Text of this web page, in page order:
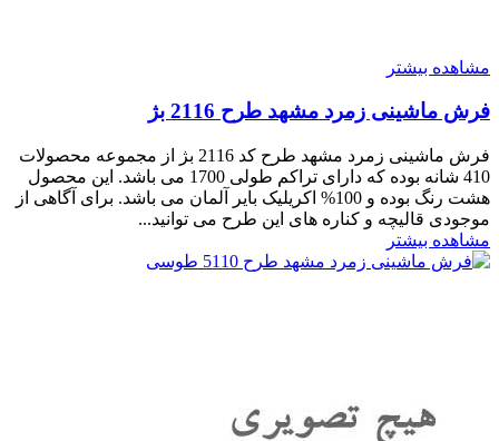
مشاهده بیشتر
فرش ماشینی زمرد مشهد طرح 2116 بژ
فرش ماشینی زمرد مشهد طرح کد 2116 بژ از مجموعه محصولات
410 شانه بوده که دارای تراکم طولی 1700 می باشد. این محصول
هشت رنگ بوده و 100% اکریلیک بایر آلمان می باشد. برای آگاهی از
موجودی قالیچه و کناره های این طرح می توانید...
مشاهده بیشتر